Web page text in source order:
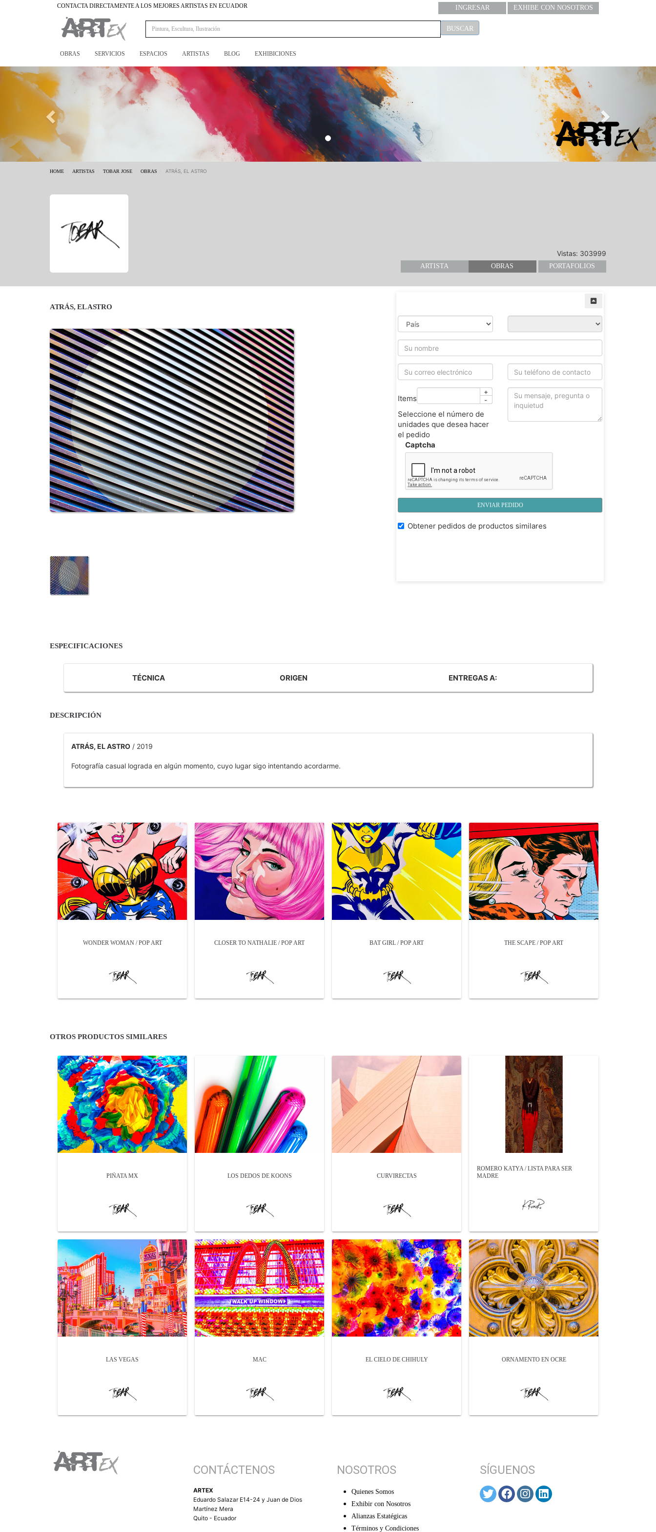
CONTACTA DIRECTAMENTE A LOS MEJORES ARTISTAS EN ECUADOR INGRESAR EXHIBE CON NOSOTROS
BUSCAR
OBRAS SERVICIOS ESPACIOS ARTISTAS BLOG EXHIBICIONES
Previous
HOME ARTISTAS TOBAR JOSE OBRAS ATRÁS, EL ASTRO
Vistas: 303999
ARTISTA OBRAS PORTAFOLIOS
ATRÁS, EL ASTRO
Items
+
-
Seleccione el número de
unidades que desea hacer
el pedido
Captcha
ENVIAR PEDIDO
Obtener pedidos de productos similares
ESPECIFICACIONES
TÉCNICA ORIGEN ENTREGAS A:
DESCRIPCIÓN
ATRÁS, EL ASTRO/ 2019
Fotografía casual lograda en algún momento, cuyo lugar sigo intentando acordarme.
WONDER WOMAN / POP ART CLOSER TO NATHALIE / POP ART BAT GIRL / POP ART THE SCAPE / POP ART
OTROS PRODUCTOS SIMILARES
PIÑATA MX LOS DEDOS DE KOONS CURVIRECTAS
ROMERO KATYA / LISTA PARA SER
MADRE
LAS VEGAS MAC EL CIELO DE CHIHULY ORNAMENTO EN OCRE
CONTÁCTENOS
ARTEX
Eduardo Salazar E14-24 y Juan de Dios
Martínez Mera
Quito - Ecuador
NOSOTROS
Quienes Somos
Exhibir con Nosotros
Alianzas Estatégicas
Términos y Condiciones
SÍGUENOS